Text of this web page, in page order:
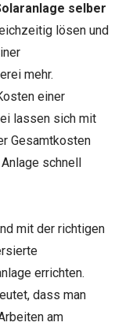
selber
lösen und
mehr.
einer
lassen sich mit
Gesamtkosten
schnell
mit der richtigen
errichten.
dass man
am